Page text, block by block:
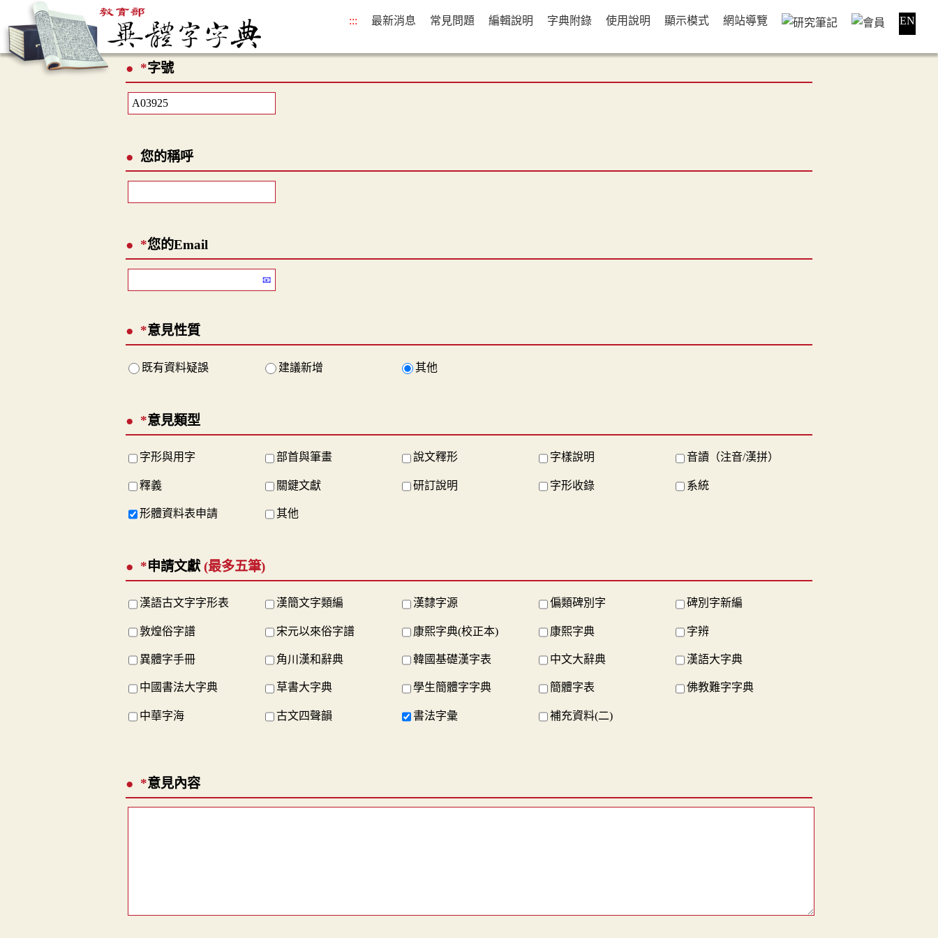
::: 最新消息 常見問題 編輯說明 字典附錄 使用說明 顯示模式 網站導覽 EN
*字號
您的稱呼
*您的Email
*意見性質
既有資料疑誤 建議新增 其他
*意見類型
字形與用字 部首與筆畫 說文釋形 字樣說明 音讀（注音/漢拼）
釋義 關鍵文獻 研訂說明 字形收錄 系統
形體資料表申請 其他
*申請文獻 (最多五筆)
漢語古文字字形表 漢簡文字類編 漢隸字源 偏類碑別字 碑別字新編
敦煌俗字譜 宋元以來俗字譜 康熙字典(校正本) 康熙字典 字辨
異體字手冊 角川漢和辭典 韓國基礎漢字表 中文大辭典 漢語大字典
中國書法大字典 草書大字典 學生簡體字字典 簡體字表 佛教難字字典
中華字海 古文四聲韻 書法字彙 補充資料(二)
*意見內容